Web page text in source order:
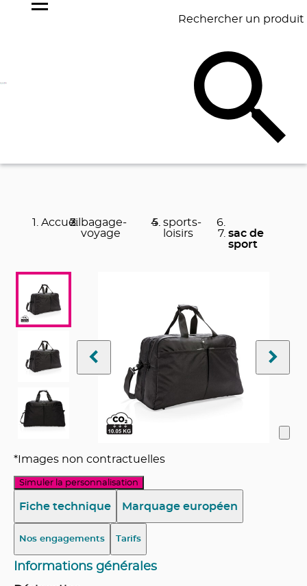
Rechercher un produit
BAGAGERIE BUREAU
Accueil bagage-
voyage
sports-
loisirs
sac de
sport
*Images non contractuelles
Simuler la personnalisation
Fiche technique Marquage européen
Nos engagements Tarifs
Informations générales